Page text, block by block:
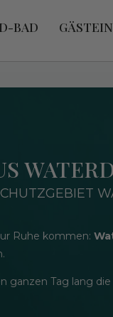
BAD
Ruhe kommen:
ganzen Tag lang